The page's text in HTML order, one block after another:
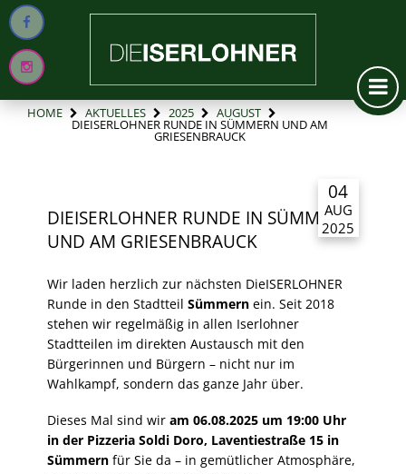
HOME AKTUELLES 2025 AUGUST
DIEISERLOHNER RUNDE IN SÜMMERN UND AM
GRIESENBRAUCK
04
AUG
2025
DIEISERLOHNER RUNDE IN SÜMMERN
UND AM GRIESENBRAUCK
Wir laden herzlich zur nächsten DieISERLOHNER
Runde in den StadtteilSümmern ein. Seit 2018
stehen wir regelmäßig in allen Iserlohner
Stadtteilen im direkten Austausch mit den
Bürgerinnen und Bürgern – nicht nur im
Wahlkampf, sondern das ganze Jahr über.
Dieses Mal sind wiram 06.08.2025 um 19:00 Uhr
in der Pizzeria Soldi Doro, Laventiestraße 15 in
Sümmern für Sie da – in gemütlicher Atmosphäre,